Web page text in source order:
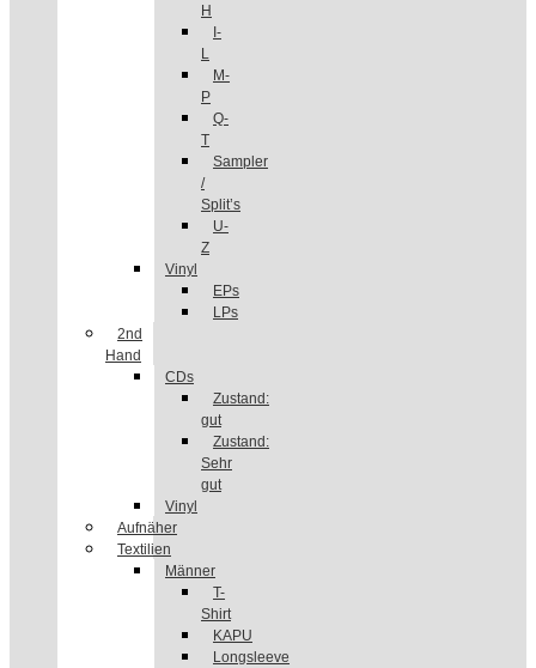
H
I-
L
M-
P
Q-
T
Sampler
/
Split’s
U-
Z
Vinyl
EPs
LPs
2nd
Hand
CDs
Zustand:
gut
Zustand:
Sehr
gut
Vinyl
Aufnäher
Textilien
Männer
T-
Shirt
KAPU
Longsleeve